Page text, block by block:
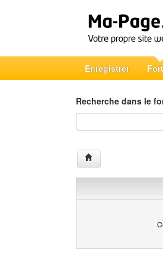
Enregistrer
Recherche dans le
Recherche dans le